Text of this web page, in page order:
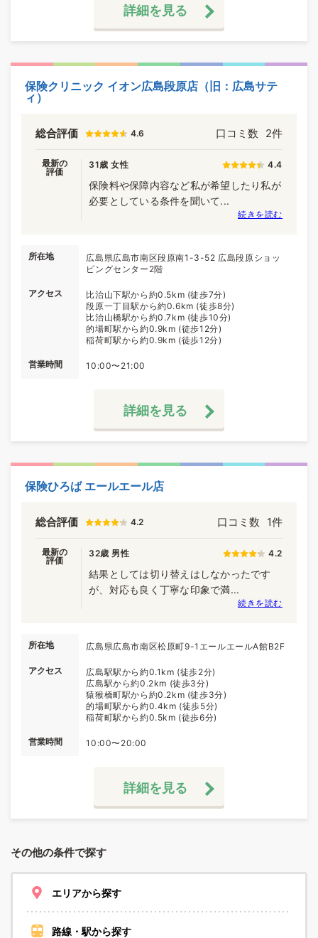
詳細を見る
保険クリニック イオン広島段原店（旧：広島サテ
ィ）
総合評価 4.6 口コミ数 2件
最新の
評価
31歳 女性 4.4
保険料や保障内容など私が希望したり私が
必要としている条件を聞いて...
続きを読む
所在地
広島県広島市南区段原南1-3-52 広島段原ショッ
ピングセンター2階
アクセス
比治山下駅から約0.5km (徒歩7分)
段原一丁目駅から約0.6km (徒歩8分)
比治山橋駅から約0.7km (徒歩10分)
的場町駅から約0.9km (徒歩12分)
稲荷町駅から約0.9km (徒歩12分)
営業時間 10:00〜21:00
詳細を見る
保険ひろば エールエール店
総合評価 4.2 口コミ数 1件
最新の
評価
32歳 男性 4.2
結果としては切り替えはしなかったです
が、対応も良く丁寧な印象で満...
続きを読む
所在地 広島県広島市南区松原町9-1エールエールA館B2F
アクセス
広島駅駅から約0.1km (徒歩2分)
広島駅から約0.2km (徒歩3分)
猿猴橋町駅から約0.2km (徒歩3分)
的場町駅から約0.4km (徒歩5分)
稲荷町駅から約0.5km (徒歩6分)
営業時間 10:00〜20:00
詳細を見る
その他の条件で探す
エリアから探す
路線・駅から探す